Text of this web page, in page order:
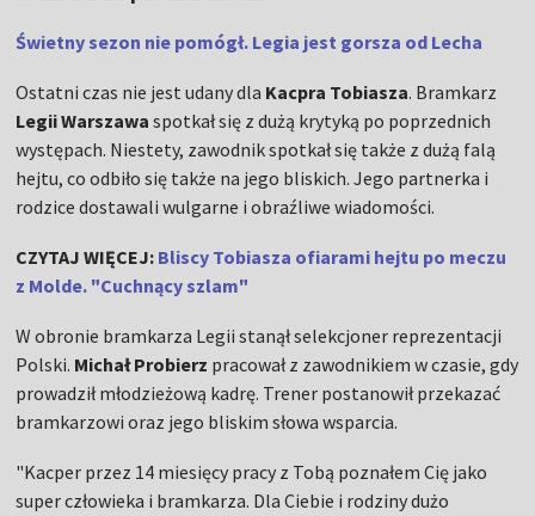
Świetny sezon nie pomógł. Legia jest gorsza od Lecha
Ostatni czas nie jest udany dla Kacpra Tobiasza. Bramkarz
Legii Warszawa spotkał się z dużą krytyką po poprzednich
występach. Niestety, zawodnik spotkał się także z dużą falą
hejtu, co odbiło się także na jego bliskich. Jego partnerka i
rodzice dostawali wulgarne i obraźliwe wiadomości.
CZYTAJ WIĘCEJ: Bliscy Tobiasza ofiarami hejtu po meczu
z Molde. "Cuchnący szlam"
W obronie bramkarza Legii stanął selekcjoner reprezentacji
Polski. Michał Probierz pracował z zawodnikiem w czasie, gdy
prowadził młodzieżową kadrę. Trener postanowił przekazać
bramkarzowi oraz jego bliskim słowa wsparcia.
"Kacper przez 14 miesięcy pracy z Tobą poznałem Cię jako
super człowieka i bramkarza. Dla Ciebie i rodziny dużo